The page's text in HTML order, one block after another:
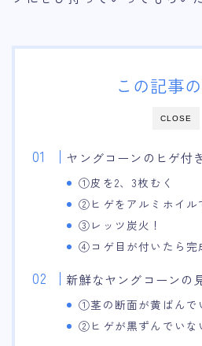
CLOSE
この記事
ヤングコーンのヒゲ付
①皮を2、3枚むく
②ヒゲをアルミホイル
③レッツ炭火！
④コゲ目が付いたら完
新鮮なヤングコーンの
①茎の断面が黄ばんで
②ヒゲが黒ずんでいな